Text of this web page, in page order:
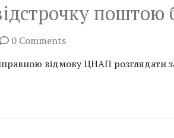
0 Comments
відмову ЦНАП розглядати